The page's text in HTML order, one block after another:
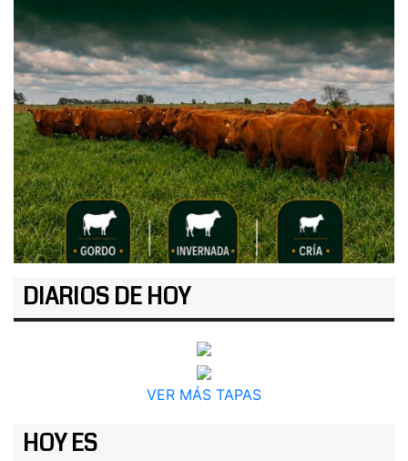
DIARIOS DE HOY
VER MÁS TAPAS
HOY ES